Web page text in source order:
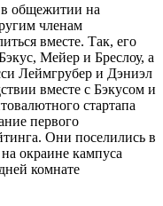
общежитии на
членам
вместе. Так, его
Мейер и Бреслоу, а
Леймгрубер и Дэниэл
вместе с Бэкусом и
стартапа
первого
Они поселились в
окраине кампуса
комнате